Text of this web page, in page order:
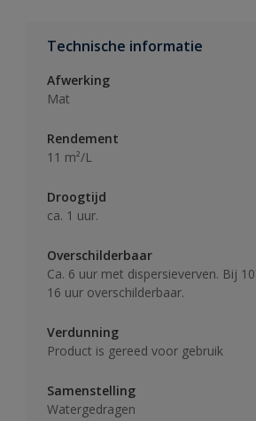
Technische informatie
Afwerking
Mat
Rendement
11 m²/L
Droogtijd
ca. 1 uur.
Overschilderbaar
Ca. 6 uur met dispersieverven. Bij
16 uur overschilderbaar.
Verdunning
Product is gereed voor gebruik
Samenstelling
Watergedragen